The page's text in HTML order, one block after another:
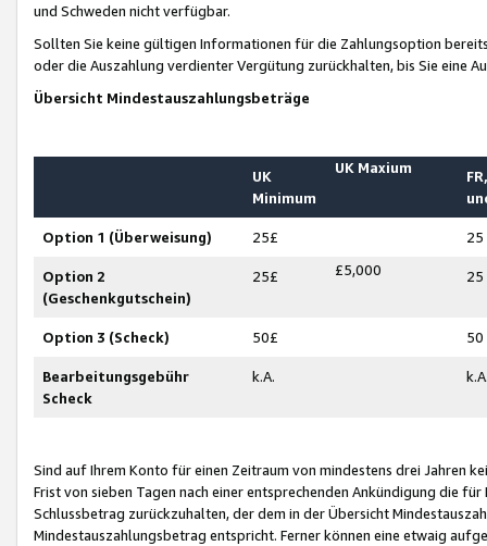
und Schweden nicht verfügbar.
Sollten Sie keine gültigen Informationen für die Zahlungsoption
oder die Auszahlung verdienter Vergütung zurückhalten, bis Sie
Übersicht Mindestauszahlungsbeträge
UK
Minimum
UK Maxium
Option 1 (Überweisung) 25£ 25
Option 2
(Geschenkgutschein)
25£ £5,000 25
Option 3 (Scheck) 50£ 50
Bearbeitungsgebühr
Scheck
k.A.
Sind auf Ihrem Konto für einen Zeitraum von mindestens drei Jahren
Frist von sieben Tagen nach einer entsprechenden Ankündigung die
Schlussbetrag zurückzuhalten, der dem in der Übersicht
Mindestauszahlungsbetrag entspricht. Ferner können eine etwaig